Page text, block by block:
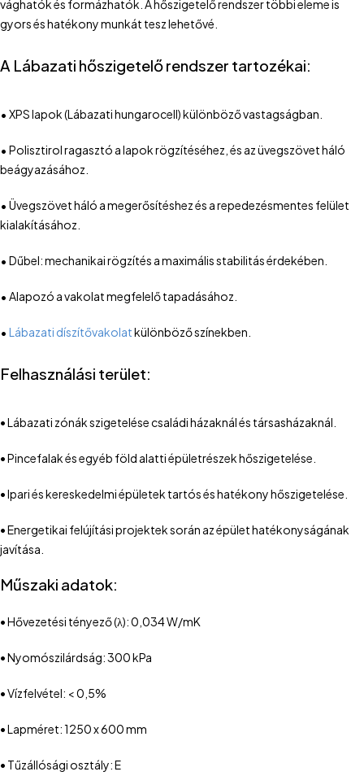
vághatók és formázhatók. A hőszigetelő rendszer többi eleme is
gyors és hatékony munkát tesz lehetővé.
A Lábazati hőszigetelő rendszer tartozékai:
• XPS lapok (Lábazati hungarocell) különböző vastagságban.
• Polisztirol ragasztó a lapok rögzítéséhez, és az üvegszövet háló
beágyazásához.
• Üvegszövet háló a megerősítéshez és a repedezésmentes felület
kialakításához.
• Dűbel: mechanikai rögzítés a maximális stabilitás érdekében.
• Alapozó a vakolat megfelelő tapadásához.
• Lábazati díszítővakolatkülönböző színekben.
Felhasználási terület:
• Lábazati zónák szigetelése családi házaknál és társasházaknál.
• Pincefalak és egyéb föld alatti épületrészek hőszigetelése.
• Ipari és kereskedelmi épületek tartós és hatékony hőszigetelése.
• Energetikai felújítási projektek során az épület hatékonyságának
javítása.
Műszaki adatok:
• Hővezetési tényező (λ): 0,034 W/mK
• Nyomószilárdság: 300 kPa
• Vízfelvétel: < 0,5%
• Lapméret: 1250 x 600 mm
• Tűzállósági osztály: E